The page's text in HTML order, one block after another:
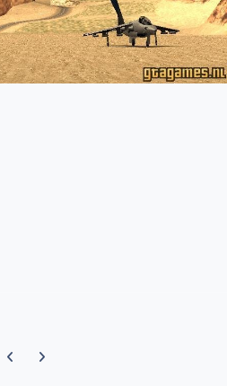
Previous carousel slide
Next carousel slide